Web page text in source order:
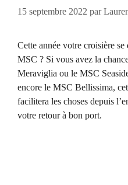
15 septembre 2022 par
Cette année votre croisière
MSC ? Si vous avez la
Meraviglia ou le MSC
encore le MSC Bellissima,
facilitera les choses depuis
votre retour à bon port.